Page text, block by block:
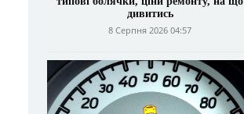
дивитись
8 Серпня 2026 04:57